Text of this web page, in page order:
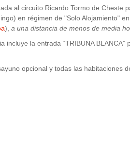
al circuito Ricardo Tormo de Cheste
en régimen de "Solo Alojamiento"
), a una distancia de menos de media
incluye la entrada “TRIBUNA
opcional y todas las habitaciones